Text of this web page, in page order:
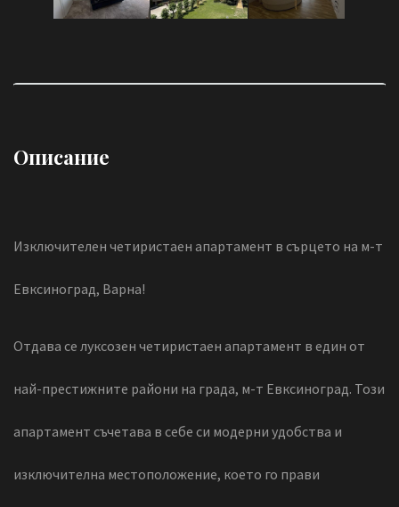
Описание
Изключителен четиристаен апартамент в сърцето на м-т
Евксиноград, Варна!
Отдава се луксозен четиристаен апартамент в един от
най-престижните райони на града, м-т Евксиноград. Този
апартамент съчетава в себе си модерни удобства и
изключителна местоположение, което го прави